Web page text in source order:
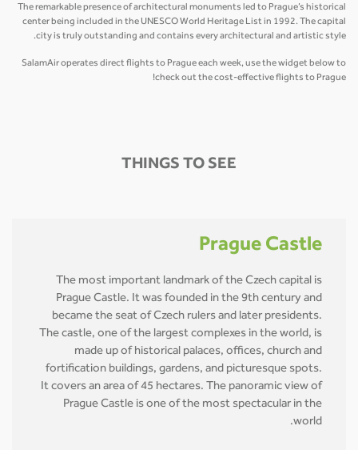
The remarkable presence of architectural monuments led to Prague’s historical
center being included in the UNESCO World Heritage List in 1992. The capital
city is truly outstanding and contains every architectural and artistic style.
SalamAir operates direct flights to Prague each week, use the widget below to
check out the cost-effective flights to Prague!
THINGS TO SEE
Prague Castle
The most important landmark of the Czech capital is
Prague Castle. It was founded in the 9th century and
became the seat of Czech rulers and later presidents.
The castle, one of the largest complexes in the world, is
made up of historical palaces, offices, church and
fortification buildings, gardens, and picturesque spots.
It covers an area of 45 hectares. The panoramic view of
Prague Castle is one of the most spectacular in the
world.